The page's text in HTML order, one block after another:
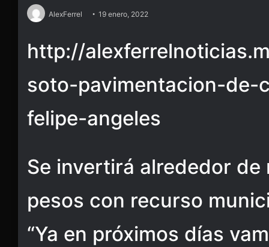
AlexFerrel 19 enero, 2022
http://
soto-pavimentacion-de-
felipe-angeles
Se invertirá alrededor de
pesos con recurso
“Ya en próximos días